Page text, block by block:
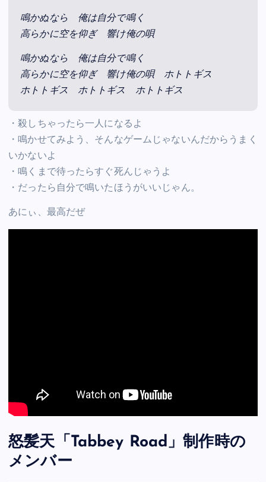
鳴かぬなら 俺は自分で鳴く
高らかに空を仰ぎ 響け俺の唄
鳴かぬなら 俺は自分で鳴く
高らかに空を仰ぎ 響け俺の唄 ホトトギス
ホトトギス ホトトギス ホトトギス
・殺しちゃったら一人になるよ
・鳴かせてみよう、そんなゲームじゃないんだからうまく
いかないよ
・鳴くまで待ったらすぐ死んじゃうよ
・だったら自分で鳴いたほうがいいじゃん。
あにぃ、最高だぜ
怒髪天「Tabbey Road」制作時の
メンバー